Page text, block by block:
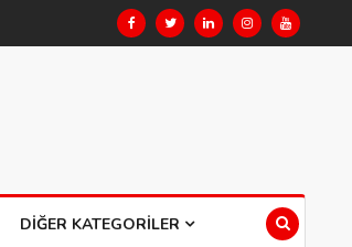
DIĞER KATEGORILER